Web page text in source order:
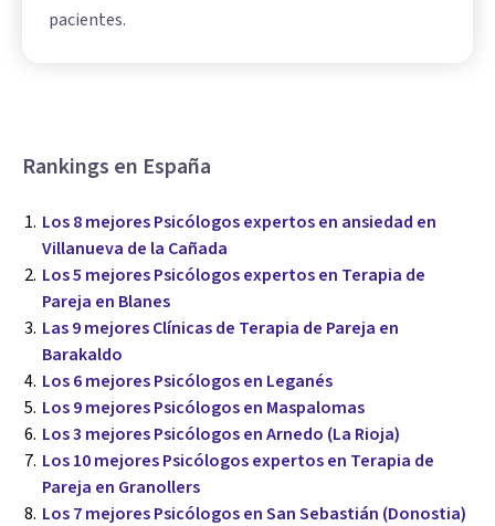
pacientes.
Rankings en España
Los 8 mejores Psicólogos expertos en ansiedad en
Villanueva de la Cañada
Los 5 mejores Psicólogos expertos en Terapia de
Pareja en Blanes
Las 9 mejores Clínicas de Terapia de Pareja en
Barakaldo
Los 6 mejores Psicólogos en Leganés
Los 9 mejores Psicólogos en Maspalomas
Los 3 mejores Psicólogos en Arnedo (La Rioja)
Los 10 mejores Psicólogos expertos en Terapia de
Pareja en Granollers
Los 7 mejores Psicólogos en San Sebastián (Donostia)